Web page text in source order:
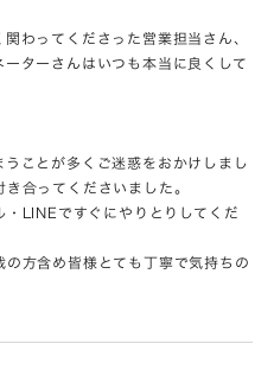
わってくださった営業担当さん、
ターさんはいつも本当に良くして
ことが多くご迷惑をおかけしまし
合ってくださいました。
LINEですぐにやりとりしてくだ
方含め皆様とても丁寧で気持ちの